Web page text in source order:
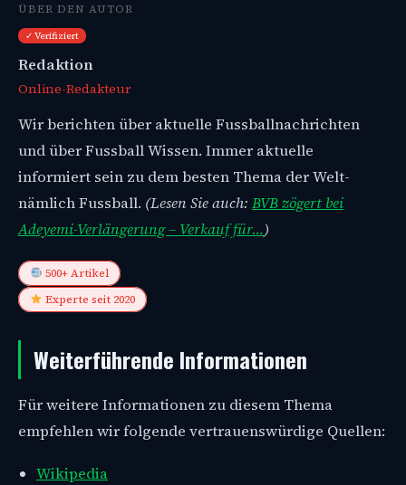
ÜBER DEN AUTOR
✓ Verifiziert
Redaktion
Online-Redakteur
Wir berichten über aktuelle Fussballnachrichten
und über Fussball Wissen. Immer aktuelle
informiert sein zu dem besten Thema der Welt-
nämlich Fussball. (Lesen Sie auch: BVB zögert bei
Adeyemi-Verlängerung – Verkauf für…)
500+ Artikel
Experte seit 2020
Weiterführende Informationen
Für weitere Informationen zu diesem Thema
empfehlen wir folgende vertrauenswürdige Quellen:
Wikipedia